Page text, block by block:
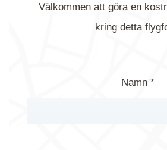
Välkommen att göra en
kring detta
Namn *